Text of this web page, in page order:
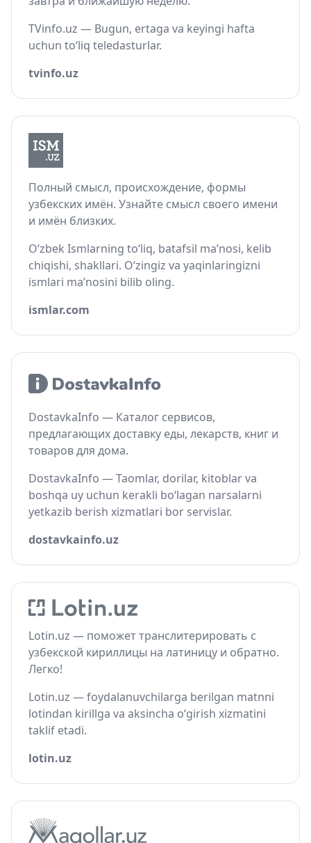
TVinfo.uz — Bugun, ertaga va keyingi hafta
uchun to‘liq teledasturlar.
tvinfo.uz
Полный смысл, происхождение, формы
узбекских имён. Узнайте смысл своего имени
и имён близких.
O‘zbek Ismlarning to‘liq, batafsil ma’nosi, kelib
chiqishi, shakllari. O‘zingiz va yaqinlaringizni
ismlari ma’nosini bilib oling.
ismlar.com
DostavkaInfo — Каталог сервисов,
предлагающих доставку еды, лекарств, книг и
товаров для дома.
DostavkaInfo — Taomlar, dorilar, kitoblar va
boshqa uy uchun kerakli bo‘lagan narsalarni
yetkazib berish xizmatlari bor servislar.
dostavkainfo.uz
Lotin.uz — поможет транслитерировать с
узбекской кириллицы на латиницу и обратно.
Легко!
Lotin.uz — foydalanuvchilarga berilgan matnni
lotindan kirillga va aksincha o‘girish xizmatini
taklif etadi.
lotin.uz